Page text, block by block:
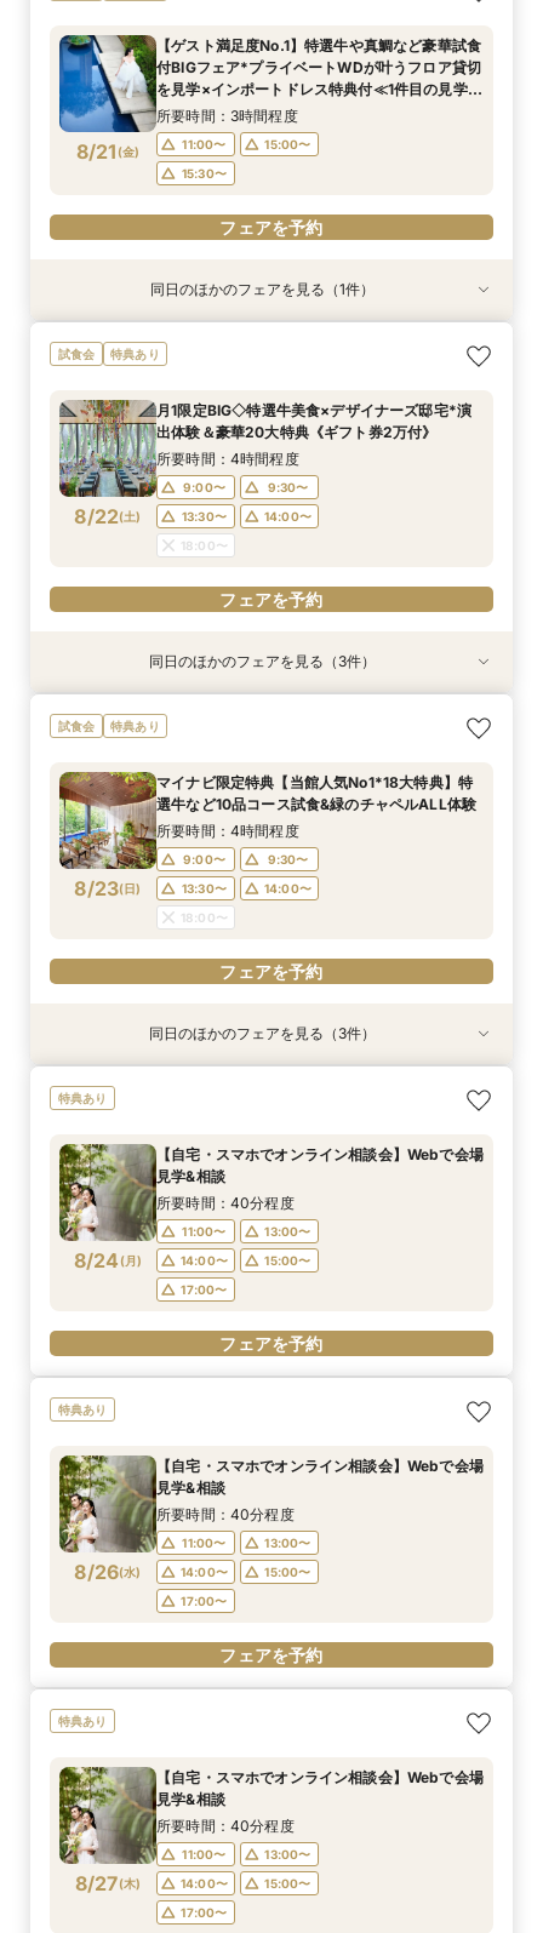
8/21 (金)
【ゲスト満足度No.1】特選牛や真鯛など豪華試食
付BIGフェア*プライベートWDが叶うフロア貸切
を見学×インポートドレス特典付≪1件目の見学が
お得≫挙式料全額＆最旬衣装から30万プレゼン
ト
所要時間：3時間程度
11:00〜
15:00〜
15:30〜
フェアを予約
8/21(金)
【自宅・スマホでオンライン相談会】Webで会場
見学&相談
11:00〜
13:00〜
14:00〜
15:00〜
17:00〜
フェアを予約
同日のほかのフェアを見る（1件）
試食会 特典あり
8/22(土)
月1限定BIG◇特選牛美食×デザイナーズ邸宅*演
出体験＆豪華20大特典《ギフト券2万付》
所要時間：4時間程度
9:00〜
9:30〜
13:30〜
14:00〜
18:00〜
フェアを予約
8/22(土)
【自宅・スマホでオンライン相談会】Webで会場
見学&お気軽相談◆後日使える豪華試食&レスト
所要時間：40分程度
14:00〜
15:00〜
17:00〜
フェアを予約
特典あり
8/22(土)
【90分クイック相談】まずは情報収集◎デザイ
ナーズ邸宅ゆっくり内覧＆不安解消*なんでも相
所要時間：1時間30分程度
14:00〜
14:30〜
フェアを予約
特典あり
8/22(土)
【初めての方におすすめ】特選牛の豪華試食＆デ
ザイナーズ邸宅見学◇なんでも相談会《ギフト券
所要時間：4時間程度
13:30〜
14:00〜
フェアを予約
同日のほかのフェアを見る（3件）
試食会 特典あり
8/23(日)
マイナビ限定特典【当館人気No1*18大特典】特
選牛など10品コース試食&緑のチャペルALL体験
所要時間：4時間程度
9:00〜
9:30〜
13:30〜
14:00〜
18:00〜
フェアを予約
特典あり
8/23 (日)
【料理重視の方に大好評】特選牛や真鯛の贅沢試
所要時間：4時間程度
13:30〜
14:00〜
フェアを予約
8/23 (日)
【自宅・スマホでオンライン相談会】Webで会場
所要時間：40分程度
14:00〜
15:00〜
17:00〜
フェアを予約
特典あり
8/23 (日)
【90分クイック相談】まずは情報収集◎デザイ
所要時間：1時間30分程度
14:00〜
14:30〜
フェアを予約
同日のほかのフェアを見る（3件）
特典あり
8/24 (月)
【自宅・スマホでオンライン相談会】Webで会場
見学&相談
所要時間：40分程度
11:00〜
13:00〜
14:00〜
15:00〜
17:00〜
フェアを予約
特典あり
8/26(水)
【自宅・スマホでオンライン相談会】Webで会場
見学&相談
所要時間：40分程度
11:00〜
13:00〜
14:00〜
15:00〜
17:00〜
フェアを予約
特典あり
8/27(木)
【自宅・スマホでオンライン相談会】Webで会場
見学&相談
所要時間：40分程度
11:00〜
13:00〜
14:00〜
15:00〜
17:00〜